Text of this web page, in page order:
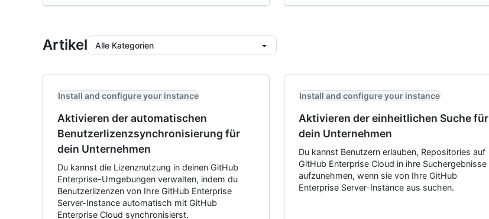
Artikel Alle Kategorien
Install and configure your instance
Aktivieren der automatischen
Benutzerlizenzsynchronisierung für
dein Unternehmen
Du kannst die Lizenznutzung in deinen GitHub
Enterprise-Umgebungen verwalten, indem du
Benutzerlizenzen von Ihre GitHub Enterprise
Server-Instance automatisch mit GitHub
Enterprise Cloud synchronisierst.
Install and configure your instance
Aktivieren der einheitlichen Suche für
dein Unternehmen
Du kannst Benutzern erlauben, Repositories auf
GitHub Enterprise Cloud in ihre Suchergebnisse
aufzunehmen, wenn sie von Ihre GitHub
Enterprise Server-Instance aus suchen.